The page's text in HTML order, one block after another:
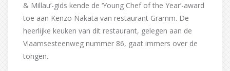
& Millau’-gids kende de ‘Young Chef of the Year’-award
toe aan Kenzo Nakata van restaurant Gramm. De
heerlijke keuken van dit restaurant, gelegen aan de
Vlaamsesteenweg nummer 86, gaat immers over de
tongen.